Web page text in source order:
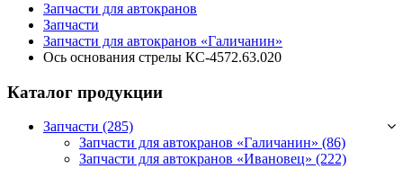
Запчасти для автокранов
Запчасти
Запчасти для автокранов «Галичанин»
Ось основания стрелы КС-4572.63.020
Каталог продукции
Запчасти (285)
Запчасти для автокранов «Галичанин» (86)
Запчасти для автокранов «Ивановец» (222)